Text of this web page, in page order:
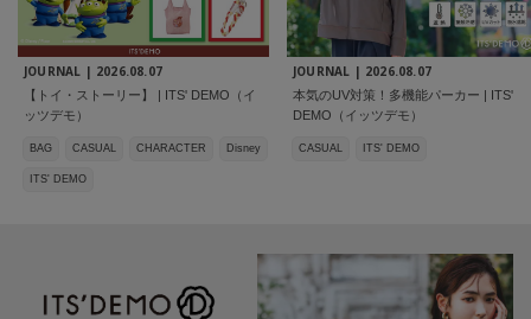
JOURNAL | 2026.08.07
【トイ・ストーリー】 | ITS' DEMO（イ
ッツデモ）
BAG CASUAL CHARACTER Disney
ITS' DEMO
JOURNAL | 2026.08.07
本気のUV対策！多機能パーカー | ITS'
DEMO（イッツデモ）
CASUAL ITS' DEMO